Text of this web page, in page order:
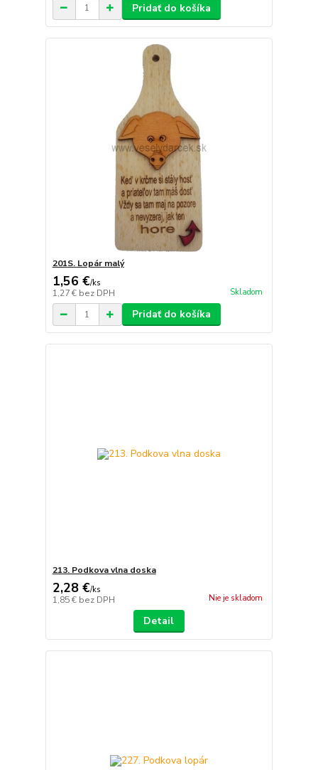
Pridať do košíka
201S. Lopár malý
1,56 €/ks
1,27 € bez DPH Skladom
Pridať do košíka
213. Podkova vlna doska
2,28 €/ks
1,85 € bez DPH Nie je skladom
Detail